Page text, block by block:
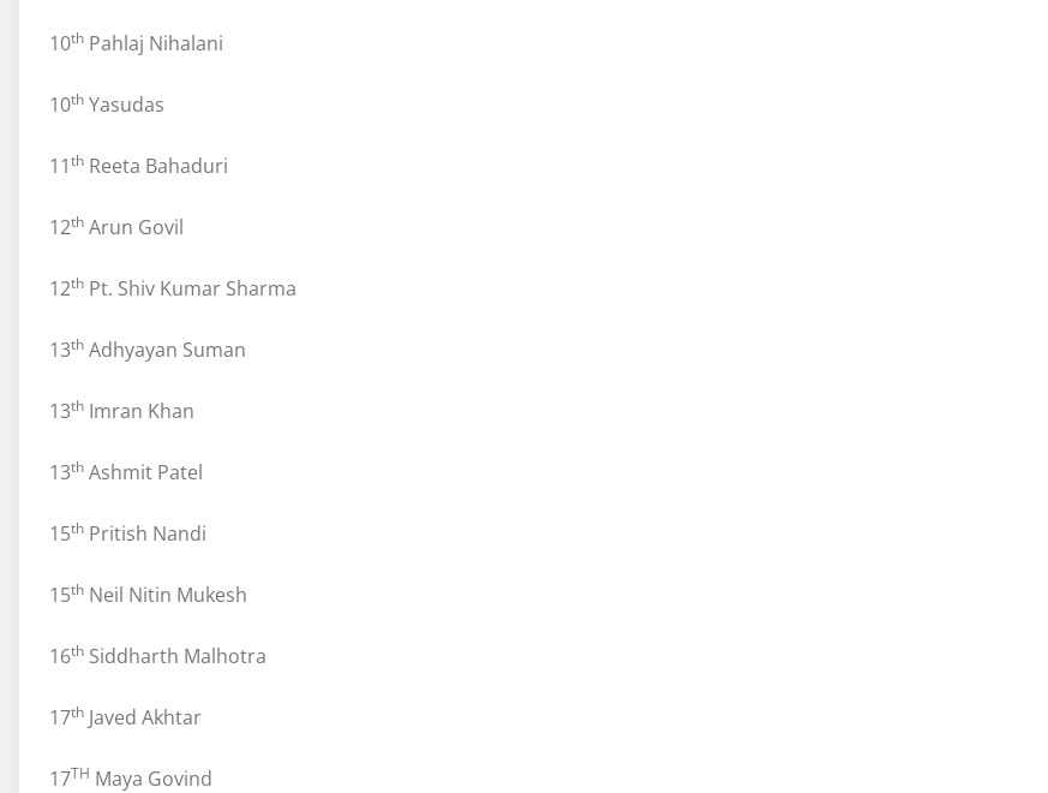
10th Pahlaj Nihalani
10th Yasudas
11th Reeta Bahaduri
12th Arun Govil
12th Pt. Shiv Kumar Sharma
13th Adhyayan Suman
13th Imran Khan
13th Ashmit Patel
15th Pritish Nandi
15th Neil Nitin Mukesh
16th Siddharth Malhotra
17th Javed Akhtar
17TH Maya Govind